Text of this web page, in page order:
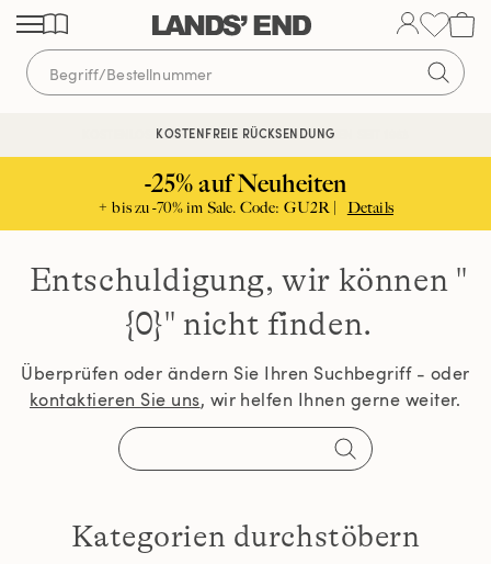
Direkt
zum
Inhalt
Direkt
zur
Navigation
Direkt
zur
Suche
KOSTENLOSE LIEFERUNG AB 120€ | VERTRAUEN SEIT 1963
KOSTENFREIE RÜCKSENDUNG
-25% auf Neuheiten
+ bis zu -70% im Sale. Code: GU2R | Details
Entschuldigung, wir können "
{0}" nicht finden.
Überprüfen oder ändern Sie Ihren Suchbegriff - oder
kontaktieren Sie uns, wir helfen Ihnen gerne weiter.
Kategorien durchstöbern